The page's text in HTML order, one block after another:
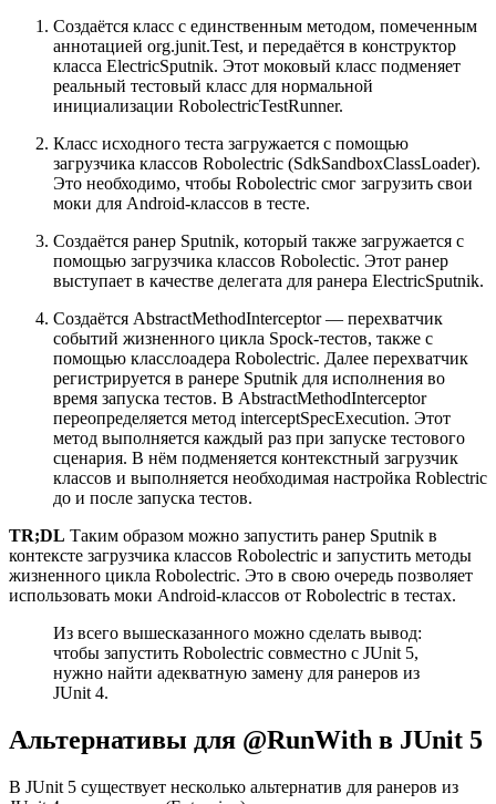
Создаётся класс с единственным методом, помеченным
аннотацией org.junit.Test, и передаётся в конструктор
класса ElectricSputnik. Этот моковый класс подменяет
реальный тестовый класс для нормальной
инициализации RobolectricTestRunner.
Класс исходного теста загружается с помощью
загрузчика классов Robolectric (SdkSandboxClassLoader).
Это необходимо, чтобы Robolectric смог загрузить свои
моки для Android-классов в тесте.
Создаётся ранер Sputnik, который также загружается с
помощью загрузчика классов Robolectic. Этот ранер
выступает в качестве делегата для ранера ElectricSputnik.
Создаётся AbstractMethodInterceptor — перехватчик
событий жизненного цикла Spock-тестов, также с
помощью класслоадера Robolectric. Далее перехватчик
регистрируется в ранере Sputnik для исполнения во
время запуска тестов. В AbstractMethodInterceptor
переопределяется метод interceptSpecExecution. Этот
метод выполняется каждый раз при запуске тестового
сценария. В нём подменяется контекстный загрузчик
классов и выполняется необходимая настройка Roblectric
до и после запуска тестов.
TR;DL Таким образом можно запустить ранер Sputnik в
контексте загрузчика классов Robolectric и запустить методы
жизненного цикла Robolectric. Это в свою очередь позволяет
использовать моки Android-классов от Robolectric в тестах.
Из всего вышесказанного можно сделать вывод:
чтобы запустить Robolectric совместно с JUnit 5,
нужно найти адекватную замену для ранеров из
JUnit 4.
Альтернативы для @RunWith в JUnit 5
В JUnit 5 существует несколько альтернатив для ранеров из